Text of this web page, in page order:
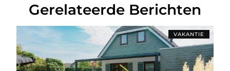
Gerelateerde Berichten
VAKANTIE